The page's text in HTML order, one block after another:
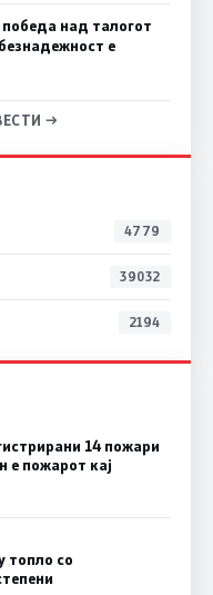
над талогот
е
→
4779
39032
2194
14 пожари
е пожарот кај
топло со